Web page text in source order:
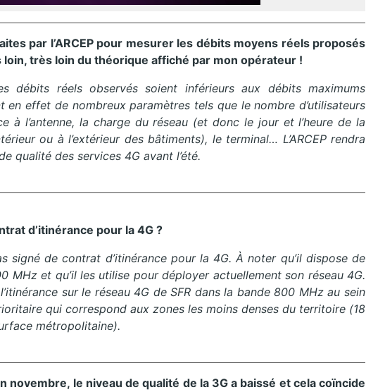
par l’ARCEP pour mesurer les débits moyens réels proposés
loin, très loin du théorique affiché par mon opérateur !
réels observés soient inférieurs aux débits maximums
en effet de nombreux paramètres tels que le nombre d’utilisateurs
à l’antenne, la charge du réseau (et donc le jour et l’heure de la
ou à l’extérieur des bâtiments), le terminal… L’ARCEPrendra
qualité des services 4G avant l’été.
d’itinérance pour la 4G ?
signé de contrat d’itinérance pour la 4G. À noter qu’il dispose de
MHz et qu’il les utilise pour déployer actuellement son réseau 4G.
sur le réseau 4G de SFR dans la bande 800 MHz au sein
qui correspond aux zones les moins denses du territoire (18
métropolitaine).
novembre, le niveau de qualité de la3Ga baissé et cela coïncide